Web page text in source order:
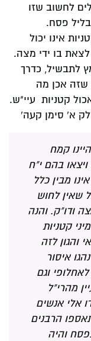
לחשוב שזו
פסח.
אינו יכול
לצאת בו ידי מצה.
לתבשיל, כדרך
שזה אכן מה
קטניות עיי"ש.
א' סימן קעה'
קמח
בהם י"ח
מבין כלל
שאין לחוש
ודו"ק. והנה
קטניות
והגון לזה
איסור
וגם
מהרי"ל
אלי אנשים
הרבנים
והיה